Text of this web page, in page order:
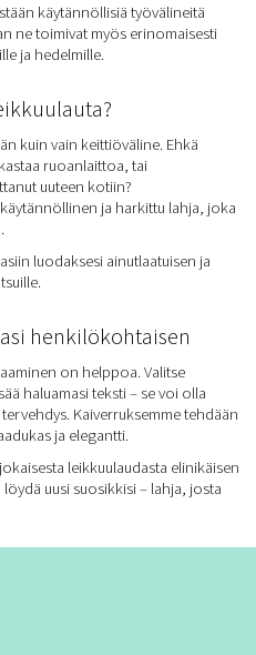
käytännöllisiä työvälineitä
ne toimivat myös erinomaisesti
ja hedelmille.
kuin vain keittiöväline. Ehkä
ruoanlaittoa, tai
uuteen kotiin?
ja harkittu lahja, joka
luodaksesi ainutlaatuisen ja
henkilökohtaisen
on helppoa. Valitse
haluamasi teksti – se voi olla
Kaiverruksemme tehdään
ja elegantti.
leikkuulaudasta elinikäisen
uusi suosikkisi – lahja, josta